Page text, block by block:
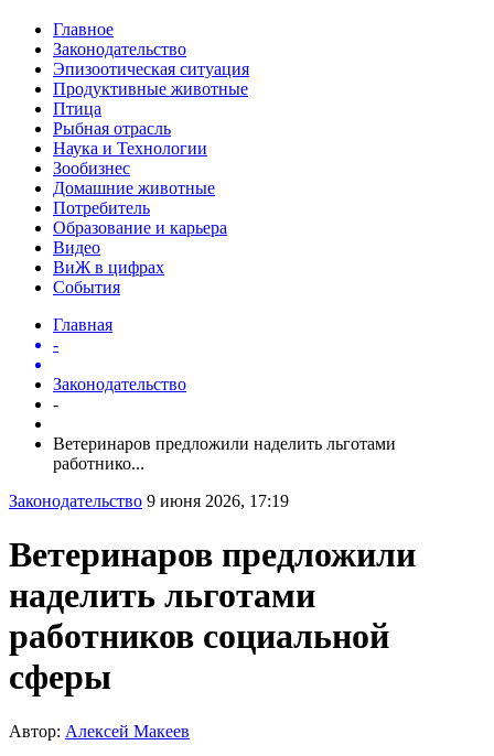
Главное
Законодательство
Эпизоотическая ситуация
Продуктивные животные
Птица
Рыбная отрасль
Наука и Технологии
Зообизнес
Домашние животные
Потребитель
Образование и карьера
Видео
ВиЖ в цифрах
События
Главная
-
Законодательство
-
Ветеринаров предложили наделить льготами
работнико...
Законодательство 9 июня 2026, 17:19
Ветеринаров предложили
наделить льготами
работников социальной
сферы
Автор: Алексей Макеев